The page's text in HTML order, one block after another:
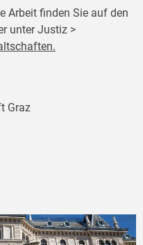
Arbeit finden Sie auf den
unter Justiz >
Graz